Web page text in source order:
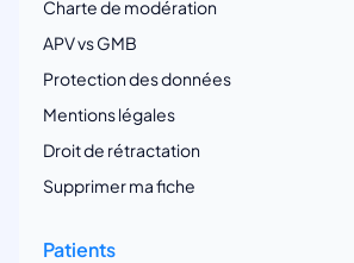
Charte de modération
APV vs GMB
Protection des données
Mentions légales
Droit de rétractation
Supprimer ma fiche
Patients